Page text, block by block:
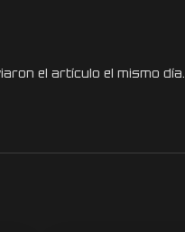
el artículo el mismo día.